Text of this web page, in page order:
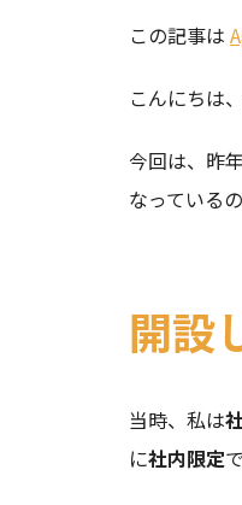
この記事は
こんにちは
今回は、昨
なっている
開設
当時、私は
に社内限定で